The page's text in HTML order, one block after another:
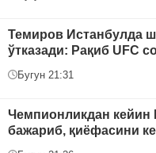
Темиров Истанбулда
ўтказади: Рақиб UFC
Бугун 21:31
Чемпионликдан кейин
бажариб, қиёфасини